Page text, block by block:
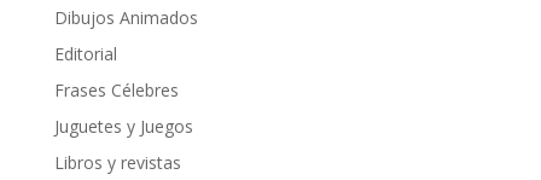
Dibujos Animados
Editorial
Frases Célebres
Juguetes y Juegos
Libros y revistas